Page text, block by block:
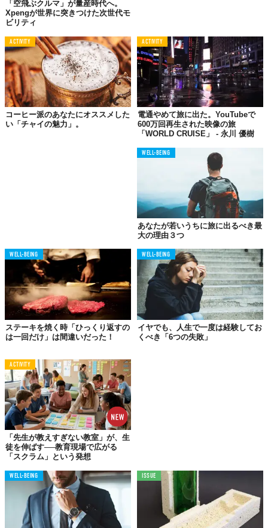
©thediaryofaceopodcast / instagram
ポップコーン脳は、2011年にワシントン大学の研究者デイビッ
ド・レヴィ氏によって導入された用語で、ある話題から別の話題
に素早く移行しやすい症状に代表される精神状態を指すのだそ
う。加熱されたフライパンの中でポップコーンの粒が急速に弾け
る様子に喩え名付けられたわけだが、言い得て妙じゃないか。
レヴィ氏によると、この症状に悩まされている人はタスクに集中
したり、一貫した思考回路を維持したりするのが難しい傾向にあ
先月、「Forbes」が人間の注意力の持続時間について興味深い研
していた。カリフォルニア大学の研究者らによる20年に
わたる研究の結果、注意力の持続時間は2004年の平均150秒か
ら、47秒にまで減少しているというのだ。
およそ1/3にまで減ってしまった人間の注意力の持続時間。これ、
背景にはどんな原因があるのだろうか？
そもそも、私たちに身近なソーシャルメディアは、ターゲットを
絞った広告、人々を画面に釘付けにするためのアルゴリズムなど
が組み込まれている。高速化されたやり取りにより、無意識のう
ちに脳は短時間の情報を好むようになり、単一のタスクに継続的
に注意を払うことがますます困難になってきているというのは、
実感をもって感じられるのではないだろうか。
STOP！ポップコーン脳
改善策はこの2つ！
こうなると、ある種の“現代病”捉えることができるポップコーン
脳に、我々はどう対処していけばいいのだろう？ 心理学者マー
ク・トラバース氏のアイデアを「Forbes」が紹介する。
①コンテンツから距離をおく時間をつくる
1日のなかでスマホから離れる時間を設けることはもちろんだが、
「空飛ぶクルマ」が量産時代へ。
Xpengが世界に突きつけた次世代モ
ビリティ
ACTIVITY
コーヒー派のあなたにオススメした
い「チャイの魅力」。
ACTIVITY
電通やめて旅に出た。YouTubeで
600万回再生された映像の旅
「WORLD CRUISE」 - 永川 優樹
WELL-BEING
あなたが若いうちに旅に出るべき最
大の理由３つ
WELL-BEING
ステーキを焼く時「ひっくり返すの
は一回だけ」は間違いだった！
WELL-BEING
イヤでも、人生で一度は経験してお
くべき「6つの失敗」
ACTIVITY
「先生が教えすぎない教室」が、生
徒を伸ばす──教育現場で広がる
「スクラム」という発想
WELL-BEING ISSUE